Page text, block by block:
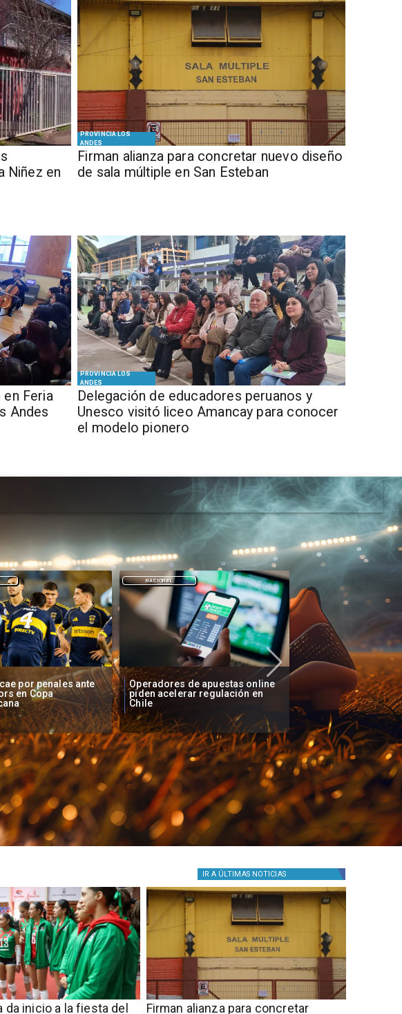
Niñez en
PROVINCIA LOS
ANDES
​​Firman alianza para concretar nuevo diseño
de sala múltiple en San Esteban
Feria
Andes
PROVINCIA LOS
ANDES
Delegación de educadores peruanos y
Unesco visitó liceo Amancay para conocer
el modelo pionero
de apuestas online
regulación en
Fallece Lucy López Cruz,
primera medallista chilena en
Juegos Panamericanos
DEPORTES
Confirman fecha
Vozinha a Colo Colo
IR A ÚLTIMAS NOTICIAS
da inicio a la fiesta del ​​Firman alianza para concretar